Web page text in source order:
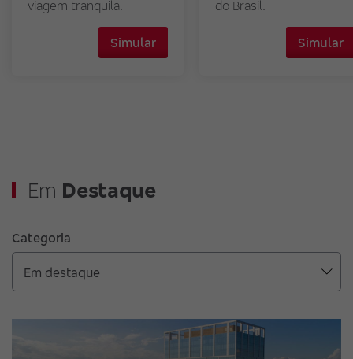
viagem tranquila.
Simular
do Brasil.
Simular
Em Destaque
Categoria